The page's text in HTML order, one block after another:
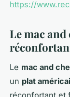
https://
Le mac and
Le mac and
un plat
réconfortant et